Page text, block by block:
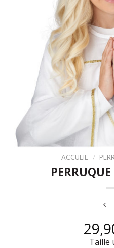
ACCUEIL /
Taille